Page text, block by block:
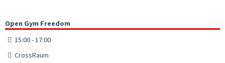
Open Gym Freedom
15:00 - 17:00
CrossRaum